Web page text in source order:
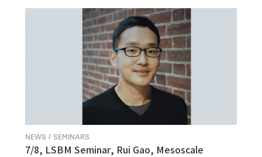
NEWS / SEMINARS
7/8, LSBM Seminar, Rui Gao, Mesoscale